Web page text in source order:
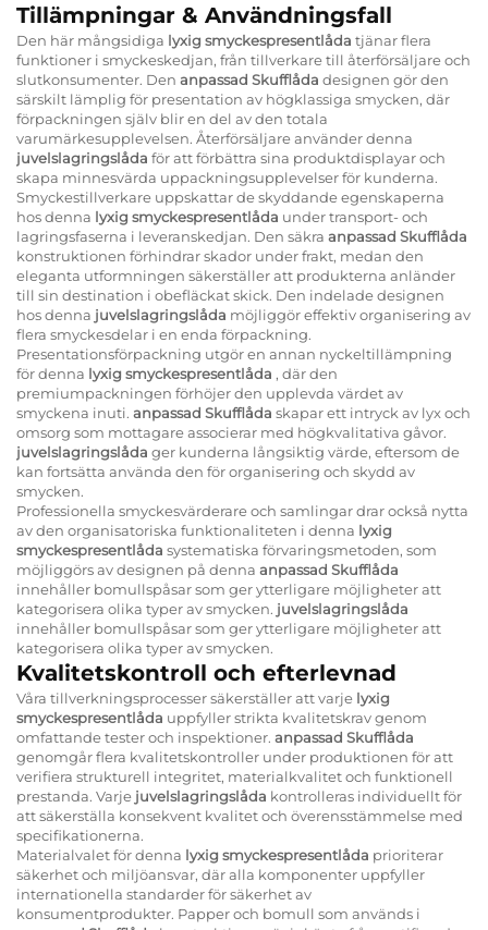
Tillämpningar & Användningsfall
Den här mångsidiga lyxig smyckespresentlåda tjänar flera
funktioner i smyckeskedjan, från tillverkare till återförsäljare och
slutkonsumenter. Den anpassad Skufflåda designen gör den
särskilt lämplig för presentation av högklassiga smycken, där
förpackningen själv blir en del av den totala
varumärkesupplevelsen. Återförsäljare använder denna
juvelslagringslåda för att förbättra sina produktdisplayar och
skapa minnesvärda uppackningsupplevelser för kunderna.
Smyckestillverkare uppskattar de skyddande egenskaperna
hos denna lyxig smyckespresentlåda under transport- och
lagringsfaserna i leveranskedjan. Den säkra anpassad Skufflåda
konstruktionen förhindrar skador under frakt, medan den
eleganta utformningen säkerställer att produkterna anländer
till sin destination i obefläckat skick. Den indelade designen
hos denna juvelslagringslåda möjliggör effektiv organisering av
flera smyckesdelar i en enda förpackning.
Presentationsförpackning utgör en annan nyckeltillämpning
för denna lyxig smyckespresentlåda , där den
premiumpackningen förhöjer den upplevda värdet av
smyckena inuti. anpassad Skufflåda skapar ett intryck av lyx och
omsorg som mottagare associerar med högkvalitativa gåvor.
juvelslagringslåda ger kunderna långsiktig värde, eftersom de
kan fortsätta använda den för organisering och skydd av
smycken.
Professionella smyckesvärderare och samlingar drar också nytta
av den organisatoriska funktionaliteten i denna lyxig
smyckespresentlåda systematiska förvaringsmetoden, som
möjliggörs av designen på denna anpassad Skufflåda
innehåller bomullspåsar som ger ytterligare möjligheter att
kategorisera olika typer av smycken. juvelslagringslåda
innehåller bomullspåsar som ger ytterligare möjligheter att
kategorisera olika typer av smycken.
Kvalitetskontroll och efterlevnad
Våra tillverkningsprocesser säkerställer att varje lyxig
smyckespresentlåda uppfyller strikta kvalitetskrav genom
omfattande tester och inspektioner. anpassad Skufflåda
genomgår flera kvalitetskontroller under produktionen för att
verifiera strukturell integritet, materialkvalitet och funktionell
prestanda. Varje juvelslagringslåda kontrolleras individuellt för
att säkerställa konsekvent kvalitet och överensstämmelse med
specifikationerna.
Materialvalet för denna lyxig smyckespresentlåda prioriterar
säkerhet och miljöansvar, där alla komponenter uppfyller
internationella standarder för säkerhet av
konsumentprodukter. Papper och bomull som används i